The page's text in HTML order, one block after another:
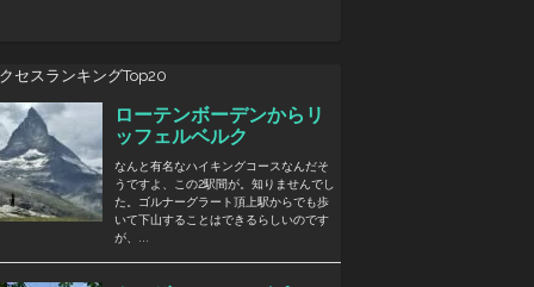
セスランキングTop20